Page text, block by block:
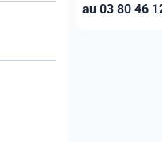
au 03 80 46